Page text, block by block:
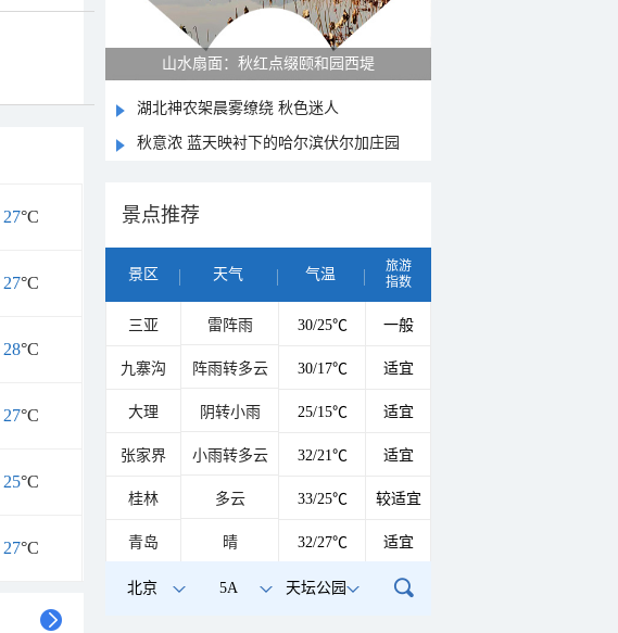
27°C
27°C
28°C
27°C
25°C
27°C
山水扇面：秋红点缀颐和园西堤
湖北神农架晨雾缭绕 秋色迷人
秋意浓 蓝天映衬下的哈尔滨伏尔加庄园
景点推荐
景区 天气 气温
旅游
指数
三亚 雷阵雨 30/25℃ 一般
九寨沟 阵雨转多云 30/17℃ 适宜
大理 阴转小雨 25/15℃ 适宜
张家界 小雨转多云 32/21℃ 适宜
桂林 多云 33/25℃ 较适宜
青岛 晴 32/27℃ 适宜
北京 5A 天坛公园